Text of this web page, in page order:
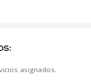
asignados.